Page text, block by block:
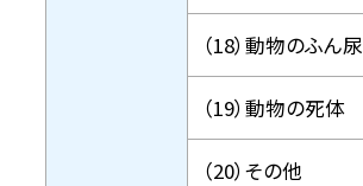
（18）動物のふん尿
（19）動物の死体
（20）その他